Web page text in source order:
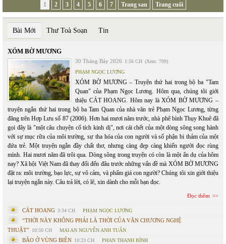
1 2 3 4 5 6 7 Trang sau Trang cuối
Bài Mới Thư Toà Soạn Tin
XÓM BỜ MƯƠNG
30 Tháng Bảy 2026 1:56 CH (Xem: 709)
PHẠM NGỌC LƯƠNG
XÓM BỜ MƯƠNG – Truyện thứ hai trong bộ ba "Tam
Quan" của Phạm Ngọc Lương. Hôm qua, chúng tôi giới
thiệu CÁT HOANG. Hôm nay là XÓM BỜ MƯƠNG –
truyện ngắn thứ hai trong bộ ba Tam Quan của nhà văn trẻ Phạm Ngọc Lương, từng
đăng trên Hợp Lưu số 87 (2006). Hơn hai mươi năm trước, nhà phê bình Thụy Khuê đã
gọi đây là "một câu chuyện cổ tích kinh dị", nơi cái chết của một dòng sông song hành
với sự mục rữa của môi trường, sự tha hóa của con người và số phận bi thảm của một
đứa trẻ. Một truyện ngắn đầy chất thơ, nhưng càng đẹp càng khiến người đọc rùng
mình. Hai mươi năm đã trôi qua. Dòng sông trong truyện có còn là một ẩn dụ của hôm
nay? Xã hội Việt Nam đã thay đổi đến đâu trước những vấn đề mà XÓM BỜ MƯƠNG
đặt ra: môi trường, bạo lực, sự vô cảm, và phẩm giá con người? Chúng tôi xin giới thiệu
lại truyện ngắn này. Câu trả lời, có lẽ, xin dành cho mỗi bạn đọc.
Đọc thêm
CÁT HOANG 3:34 CH PHẠM NGỌC LƯƠNG
“THỜI NÀY KHÔNG PHẢI LÀ THỜI CỦA VĂN CHƯƠNG NGHỆ
THUẬT” 10:50 CH MAI AN NGUYỄN ANH TUẤN
BÃO Ở VÙNG BIÊN 10:23 CH PHAN THANH BÌNH